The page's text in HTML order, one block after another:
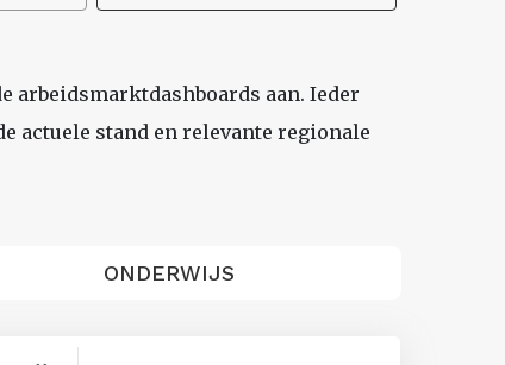
arbeidsmarktdashboards aan. Ieder
actuele stand en relevante regionale
ONDERWIJS